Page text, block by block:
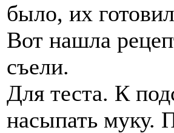
было, их
Вот нашла
съели.
Для теста. К
насыпать муку.